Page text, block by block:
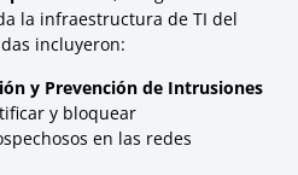
la infraestructura de TI del
incluyeron:
y Prevención de Intrusiones
y bloquear
en las redes